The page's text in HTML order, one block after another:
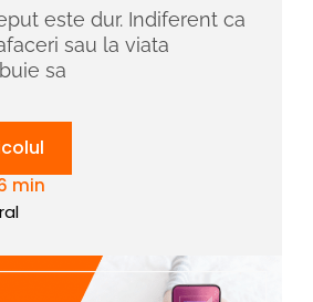
este dur. Indiferent ca
sau la viata
sa
min